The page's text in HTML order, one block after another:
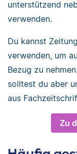
unterstützend
verwenden.
Du kannst
verwenden, um
Bezug zu
solltest du aber
aus
Zu